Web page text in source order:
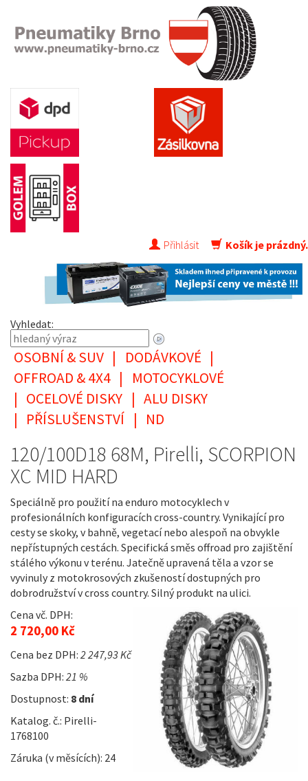
Přihlásit Košík je prázdný.
Vyhledat:
OSOBNÍ & SUV | DODÁVKOVÉ |
OFFROAD & 4X4 |
MOTOCYKLOVÉ
| OCELOVÉ DISKY | ALU DISKY
| PŘÍSLUŠENSTVÍ | ND
120/100D18 68M, Pirelli, SCORPION
XC MID HARD
Speciálně pro použití na enduro motocyklech v
profesionálních konfiguracích cross-country. Vynikající pro
cesty se skoky, v bahně, vegetací nebo alespoň na obvykle
nepřístupných cestách. Specifická směs offroad pro zajištění
stálého výkonu v terénu. Jatečně upravená těla a vzor se
vyvinuly z motokrosových zkušeností dostupných pro
dobrodružství v cross country. Silný produkt na ulici.
Cena vč. DPH:
2 720,00 Kč
Cena bez DPH: 2 247,93 Kč
Sazba DPH: 21 %
Dostupnost: 8 dní
Katalog. č.: Pirelli-
1768100
Záruka (v měsících): 24